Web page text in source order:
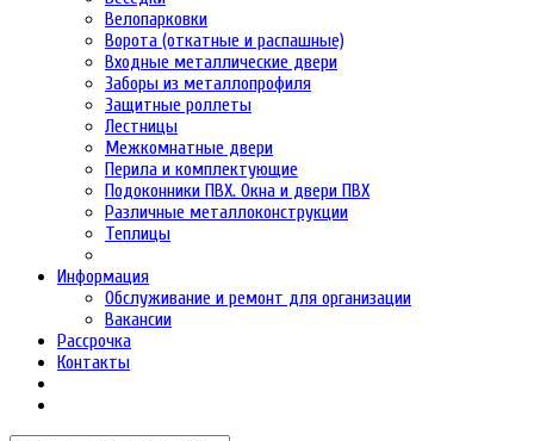
Велопарковки
Ворота (откатные и распашные)
Входные металлические двери
Заборы из металлопрофиля
Защитные роллеты
Лестницы
Межкомнатные двери
Перила и комплектующие
Подоконники ПВХ. Окна и двери ПВХ
Различные металлоконструкции
Теплицы
Информация
Обслуживание и ремонт для организации
Вакансии
Рассрочка
Контакты